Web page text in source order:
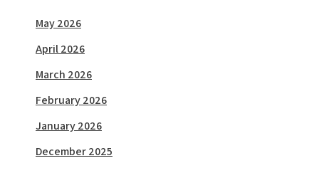
May 2026
April 2026
March 2026
February 2026
January 2026
December 2025